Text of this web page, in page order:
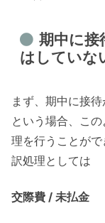
期中に接
はしていな
まず、期中に接
という場合、こ
理を行うことが
訳処理としては
交際費 / 未払金